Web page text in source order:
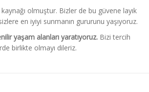
olmuştur. Bizler de bu güvene layık
en iyiyi sunmanın gururunu yaşıyoruz.
yaşam alanları yaratıyoruz. Bizi tercih
birlikte olmayı dileriz.